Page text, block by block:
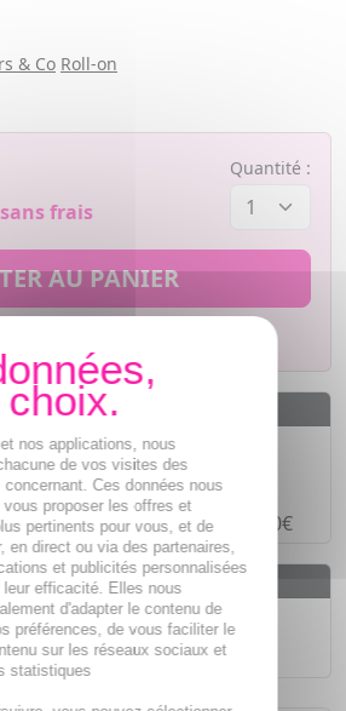
& Co Roll-on
frais
Quantité :
AU PANIER
ligneSÉCURISÉ
4 fois sans fraisà partir de 30€
dès55€
Chronopost en 24h*
nos applications, nous
de vos visites des
Ces données nous
vous proposer les offres et
pertinents pour vous, et de
en direct ou via des partenaires,
et publicités personnalisées
leur efficacité. Elles nous
d'adapter le contenu de
préférences, de vous faciliter le
sur les réseaux sociaux et
statistiques